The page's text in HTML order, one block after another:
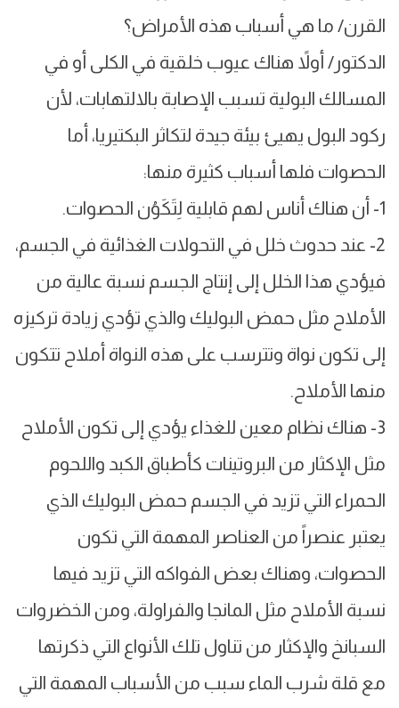
القرن/ ما هي أسباب هذه الأمراض؟
الدكتور/ أولاً هناك عيوب خلقية في الكلى أو في
المسالك البولية تسبب الإصابة بالالتهابات، لأن
ركود البول يهيئ بيئة جيدة لتكاثر البكتيريا، أما
الحصوات فلها أسباب كثيرة منها:
1- أن هناك أناس لهم قابلية لِتَكَوُن الحصوات.
2- عند حدوث خلل في التحولات الغذائية في الجسم،
فيؤدي هذا الخلل إلى إنتاج الجسم نسبة عالية من
الأملاح مثل حمض البوليك والذي تؤدي زيادة تركيزه
إلى تكون نواة وتترسب على هذه النواة أملاح تتكون
منها الأملاح.
3- هناك نظام معين للغذاء يؤدي إلى تكون الأملاح
مثل الإكثار من البروتينات كأطباق الكبد واللحوم
الحمراء التي تزيد في الجسم حمض البوليك الذي
يعتبر عنصراً من العناصر المهمة التي تكون
الحصوات، وهناك بعض الفواكه التي تزيد فيها
نسبة الأملاح مثل المانجا والفراولة، ومن الخضروات
السبانخ والإكثار من تناول تلك الأنواع التي ذكرتها
مع قلة شرب الماء سبب من الأسباب المهمة التي